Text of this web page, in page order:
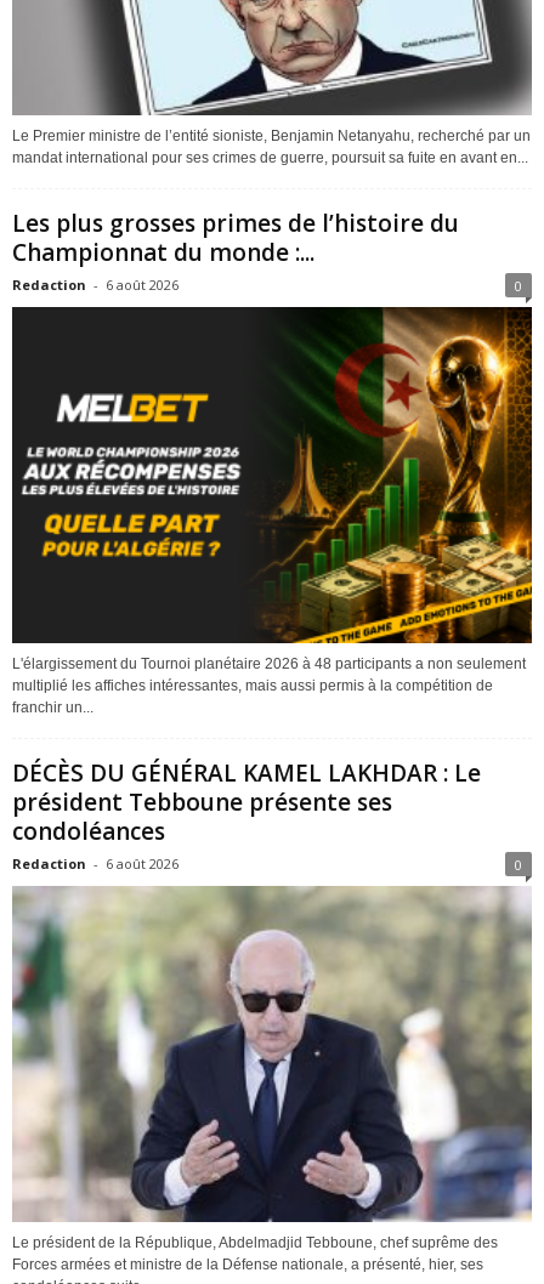
Le Premier ministre de l’entité sioniste, Benjamin Netanyahu, recherché par un
mandat international pour ses crimes de guerre, poursuit sa fuite en avant en...
Les plus grosses primes de l’histoire du
Championnat du monde :...
Redaction - 6 août 2026 0
L'élargissement du Tournoi planétaire 2026 à 48 participants a non seulement
multiplié les affiches intéressantes, mais aussi permis à la compétition de
franchir un...
DÉCÈS DU GÉNÉRAL KAMEL LAKHDAR : Le
président Tebboune présente ses
condoléances
Redaction - 6 août 2026 0
Le président de la République, Abdelmadjid Tebboune, chef suprême des
Forces armées et ministre de la Défense nationale, a présenté, hier, ses